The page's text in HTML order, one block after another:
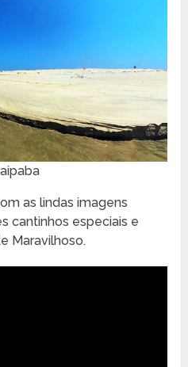
as lindas imagens
cantinhos especiais e
Maravilhoso.